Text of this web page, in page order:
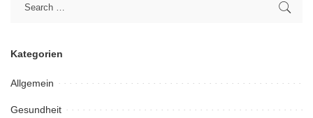
Kategorien
Allgemein
Gesundheit